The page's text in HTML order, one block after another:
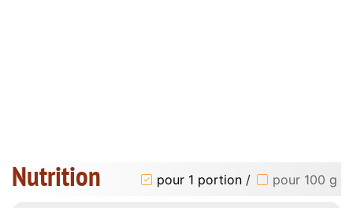
Nutrition pour 1 portion / pour 100 g